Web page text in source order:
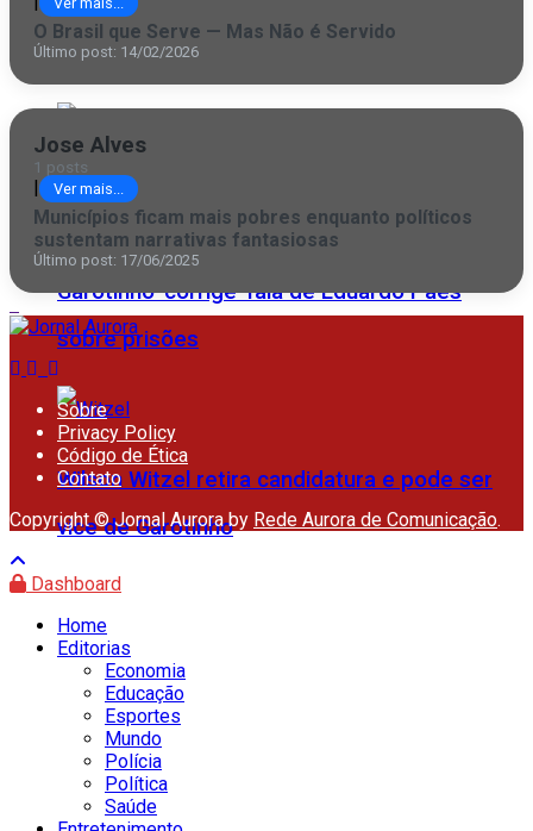
Comércio campista poderá abrir no feriado
desta quinta (6) do São Salvador
“Não foram cinco vezes, foram quatro”:
Garotinho ‘corrige’ fala de Eduardo Paes
sobre prisões
Wilson Witzel retira candidatura e pode ser
vice de Garotinho
O Brasil que Serve — Mas Não é Servido
Último post: 14/02/2026
Jose Alves
1 posts
| Ver mais...
Municípios ficam mais pobres enquanto políticos
sustentam narrativas fantasiosas
Último post: 17/06/2025
Sobre
Privacy Policy
Código de Ética
Contato
Copyright © Jornal Aurora by Rede Aurora de Comunicação.
Dashboard
Home
Editorias
Economia
Educação
Esportes
Mundo
Polícia
Política
Saúde